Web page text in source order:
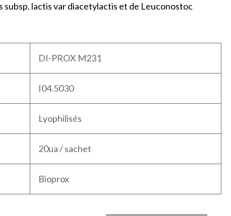
lactis var diacetylactis et de Leuconostoc
DI-PROX M231
I04.5030
Lyophilisés
20ua / sachet
Bioprox